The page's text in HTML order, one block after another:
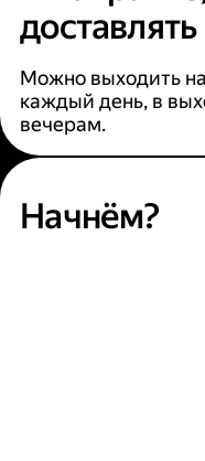
доставлять
Можно выходить
каждый день, в
вечерам.
Начнём?